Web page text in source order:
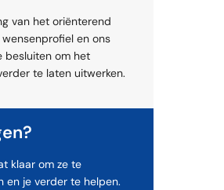
van het oriënterend
en ons
besluiten om het
te laten uitwerken.
klaar om ze te
en je verder te helpen.